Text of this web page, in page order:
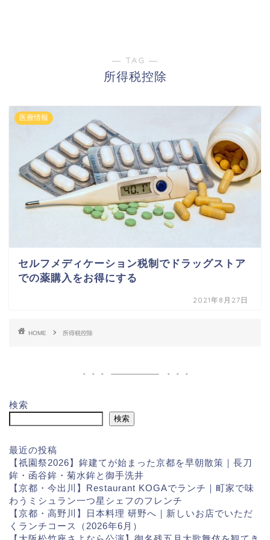
― TAG ―
所得税控除
医療情報
セルフメディケーション税制でドラッグストア
での薬購入をお得にする
2021年8月27日
HOME 所得税控除
検索
検索
最近の投稿
【祇園祭2026】鉾建てが始まった京都を早朝散策｜長刀
鉾・函谷鉾・菊水鉾と御手洗井
【京都・今出川】Restaurant KOGAでランチ｜町家で味
わうミシュラン一つ星シェフのフレンチ
【京都・高野川】日本料理 研野へ｜新しいお店でいただ
くランチコース（2026年6月）